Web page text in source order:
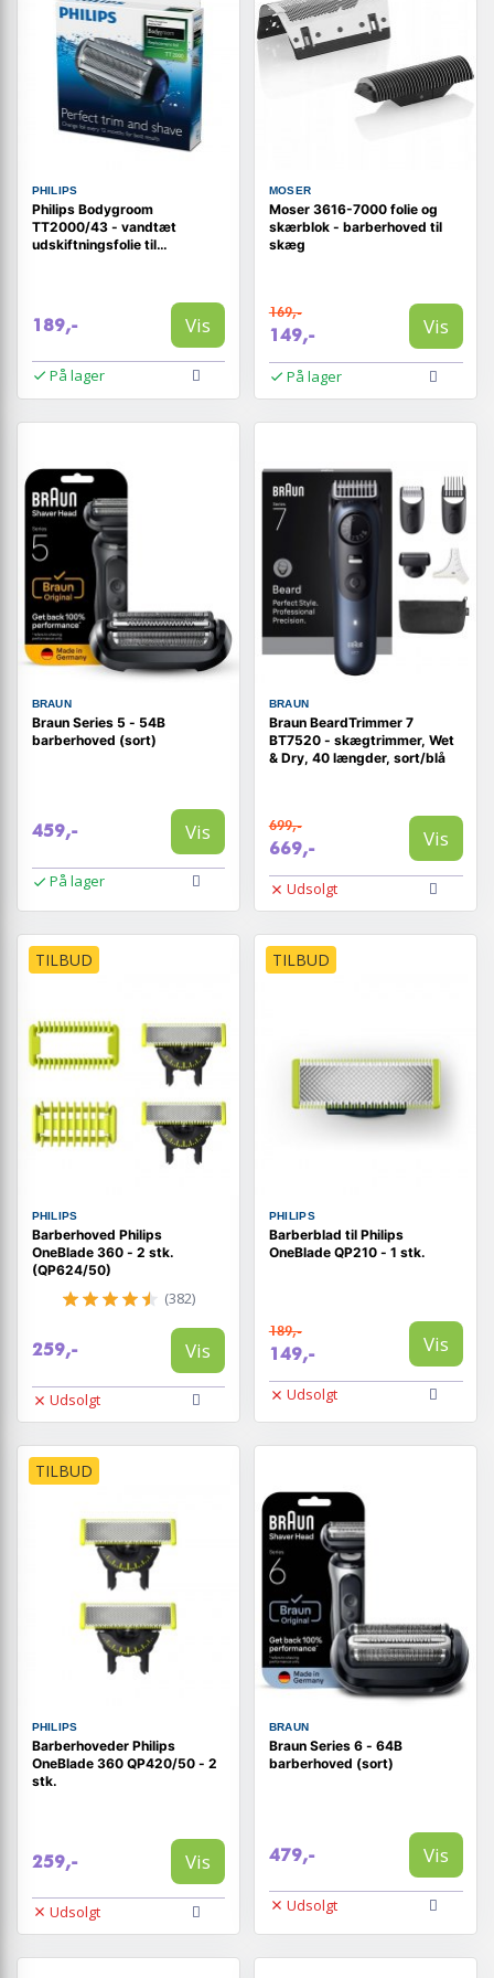
PHILIPS
Philips Bodygroom
TT2000/43 - vandtæt
udskiftningsfolie til
189,- Vis
På lager
MOSER
Moser 3616-7000 folie og
skærblok - barberhoved til
skæg
169,-
149,- Vis
På lager
BRAUN
Braun Series 5 - 54B
barberhoved (sort)
459,- Vis
På lager
BRAUN
Braun BeardTrimmer 7
BT7520 - skægtrimmer, Wet
& Dry, 40 længder, sort/blå
699,-
669,- Vis
Udsolgt
TILBUD
PHILIPS
Barberhoved Philips
OneBlade 360 - 2 stk.
(QP624/50)
(382)
259,- Vis
Udsolgt
TILBUD
PHILIPS
Barberblad til Philips
OneBlade QP210 - 1 stk.
189,-
149,- Vis
Udsolgt
TILBUD
PHILIPS
Barberhoveder Philips
OneBlade 360 QP420/50 - 2
stk.
259,- Vis
Udsolgt
BRAUN
Braun Series 6 - 64B
barberhoved (sort)
479,- Vis
Udsolgt